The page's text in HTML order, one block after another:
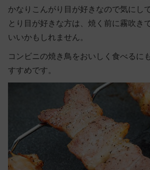
かなりこんがり目が好きなので気にし
とり目が好きな方は、焼く前に霧吹き
いいかもしれません。
コンビニの焼き鳥をおいしく食べるに
すすめです。